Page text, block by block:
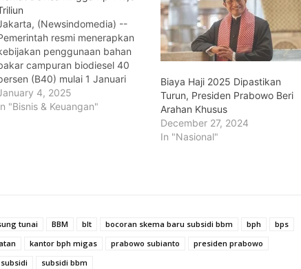
(Newsindomedia) --
resmi menerapkan
penggunaan bahan
campuran biodiesel 40
(B40) mulai 1 Januari
Kebijakan ini diharapkan
menghemat devisa
4, 2025
"Bisnis & Keuangan"
Biaya Haji 2025 Dipastikan
Turun, Presiden Prabowo Beri
Arahan Khusus
December 27, 2024
In "Nasional"
tunai BBM blt bocoran skema baru subsidi bbm bph
bps
kantor bph migas prabowo subianto
presiden prabowo
subsidi bbm